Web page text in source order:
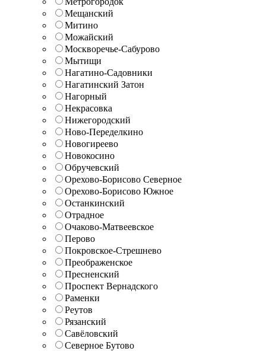
Мещанский
Митино
Можайский
Москворечье-Сабурово
Мытищи
Нагатино-Садовники
Нагатинский Затон
Нагорный
Некрасовка
Нижегородский
Ново-Переделкино
Новогиреево
Новокосино
Обручевский
Орехово-Борисово Северное
Орехово-Борисово Южное
Останкинский
Отрадное
Очаково-Матвеевское
Перово
Покровское-Стрешнево
Преображенское
Пресненский
Проспект Вернадского
Раменки
Реутов
Рязанский
Савёловский
Северное Бутово